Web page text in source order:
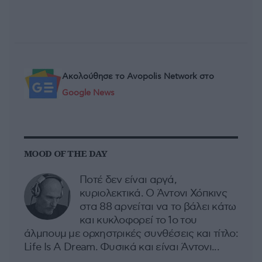
Ακολούθησε το Avopolis Network στο
Google News
MOOD OF THE DAY
Ποτέ δεν είναι αργά,
κυριολεκτικά. Ο Άντονι Χόπκινς
στα 88 αρνείται να το βάλει κάτω
και κυκλοφορεί το 1ο του
άλμπουμ με ορχηστρικές συνθέσεις και τίτλο:
Life Is A Dream. Φυσικά και είναι Άντονι...